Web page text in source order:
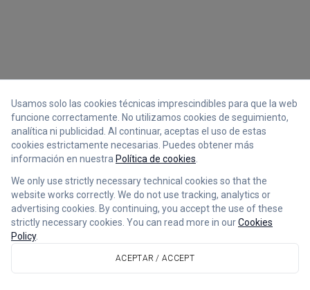
Usamos solo las cookies técnicas imprescindibles para que la web
funcione correctamente. No utilizamos cookies de seguimiento,
analítica ni publicidad. Al continuar, aceptas el uso de estas
cookies estrictamente necesarias. Puedes obtener más
información en nuestra Política de cookies
We only use strictly necessary technical cookies so that the
website works correctly. We do not use tracking, analytics or
advertising cookies. By continuing, you accept the use of these
strictly necessary cookies. You can read more in ourCookies
Policy.
ACEPTAR / ACCEPT